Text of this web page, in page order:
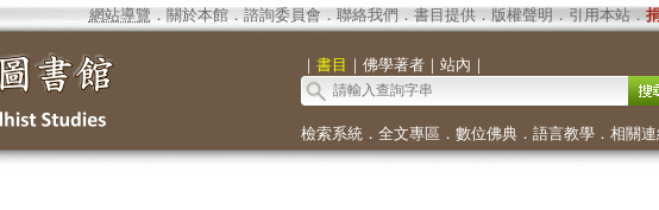
網站導覽 ． 關於本館． 諮詢委員會． 聯絡我們 ． 書目提供． 版權聲明 ． 引用本站．
｜ 書目 ｜ 佛學著者｜ 站內 ｜
檢索系統． 全文專區 ． 數位佛典． 語言教學． 相關連